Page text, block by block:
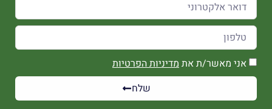
אני מאשר/ת אתמדיניות הפרטיות
שלח